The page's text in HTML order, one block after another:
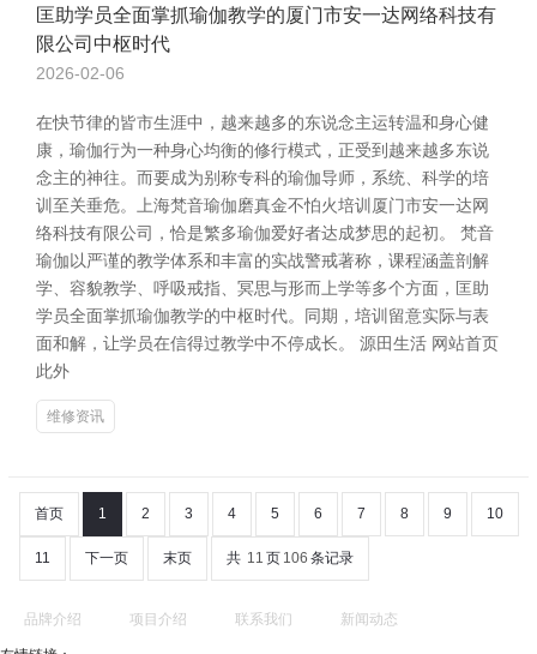
匡助学员全面掌抓瑜伽教学的厦门市安一达网络科技有
限公司中枢时代
2026-02-06
在快节律的皆市生涯中，越来越多的东说念主运转温和身心健
康，瑜伽行为一种身心均衡的修行模式，正受到越来越多东说
念主的神往。而要成为别称专科的瑜伽导师，系统、科学的培
训至关垂危。上海梵音瑜伽磨真金不怕火培训厦门市安一达网
络科技有限公司，恰是繁多瑜伽爱好者达成梦思的起初。 梵音
瑜伽以严谨的教学体系和丰富的实战警戒著称，课程涵盖剖解
学、容貌教学、呼吸戒指、冥思与形而上学等多个方面，匡助
学员全面掌抓瑜伽教学的中枢时代。同期，培训留意实际与表
面和解，让学员在信得过教学中不停成长。 源田生活 网站首页
此外
维修资讯
首页 1 2 3 4 5 6 7 8 9 10
11 下一页 末页 共 11 页 106 条记录
品牌介绍 项目介绍 联系我们 新闻动态